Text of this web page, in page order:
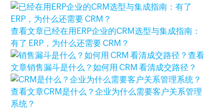
查看文章已经在用ERP企业的CRM选型与集成指南：
有了 ERP，为什么还需要 CRM？
查看
文章销售漏斗是什么？如何用 CRM 看清成交路径？
查看文章CRM是什么？企业为什么需要客户关系管理
系统？